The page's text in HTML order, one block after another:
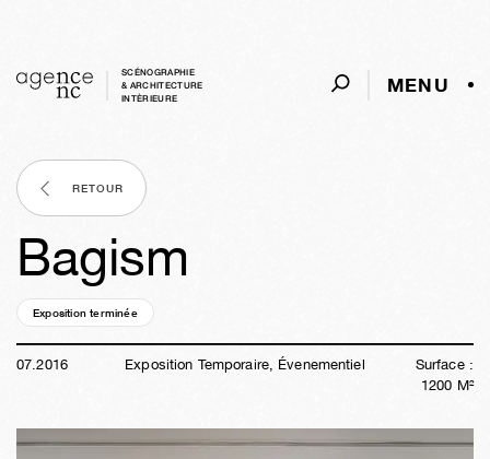
SCÉNOGRAPHIE
& ARCHITECTURE
INTÈRIEURE
MENU
RETOUR
Bagism
Exposition terminée
07.2016 Exposition Temporaire, Évenementiel
Surface :
1200 M²